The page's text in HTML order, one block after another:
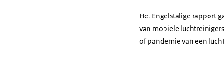
Het Engelstalige rapport
van mobiele
of pandemie van een